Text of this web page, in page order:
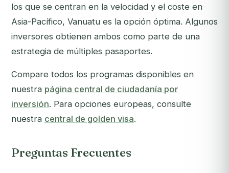
los que se centran en la velocidad y el coste en
Asia-Pacífico, Vanuatu es la opción óptima. Algunos
inversores obtienen ambos como parte de una
estrategia de múltiples pasaportes.
Compare todos los programas disponibles en
nuestra página central de ciudadanía por
inversión. Para opciones europeas, consulte
nuestra central de golden visa.
Preguntas Frecuentes